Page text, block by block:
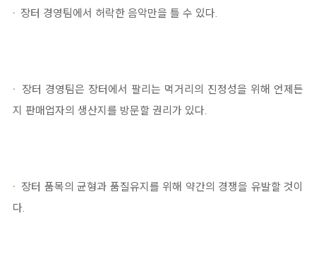
· 장터 경영팀에서 허락한 음악만을 틀 수 있다.
· 장터 경영팀은 장터에서 팔리는 먹거리의 진정성을 위해 언제든
지 판매업자의 생산지를 방문할 권리가 있다.
· 장터 품목의 균형과 품질유지를 위해 약간의 경쟁을 유발할 것이
다.